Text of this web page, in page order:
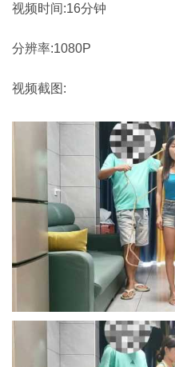
视频时间:16分钟
分辨率:1080P
视频截图: